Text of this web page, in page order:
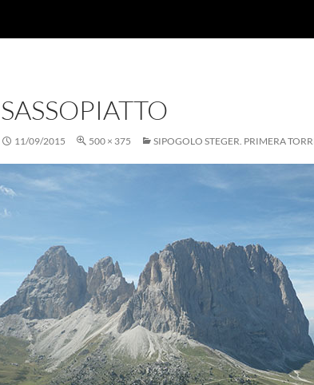
SASSOPIATTO
11/09/2015 500 × 375 SIPOGOLO STEGER. PRIMERA